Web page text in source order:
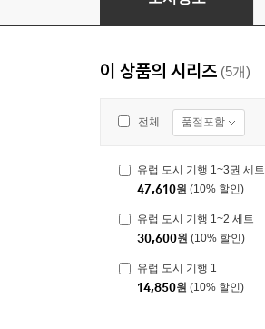
이 상품의 시리즈 (5개)
전체 품절포함
유럽 도시 기행 1~3권 세트
47,610원 (10% 할인)
유럽 도시 기행 1~2 세트
30,600원 (10% 할인)
유럽 도시 기행 1
14,850원 (10% 할인)